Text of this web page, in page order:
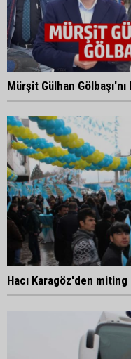
Mürşit Gülhan
Hacı Karagöz'den miting